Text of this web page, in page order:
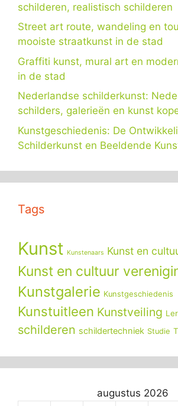
schilderen, realistisch schilderen
Street art route, wandeling en
mooiste straatkunst in de stad
Graffiti kunst, mural art en
in de stad
Nederlandse schilderkunst:
schilders, galerieën en kunst
Kunstgeschiedenis: De
Schilderkunst en Beeldende
Tags
Kunst Kunstenaars Kunst en
Kunst en cultuur
Kunstgalerie Kunstgeschiedenis
Kunstuitleen Kunstveiling
schilderen schildertechniek Studie
augustus 2026